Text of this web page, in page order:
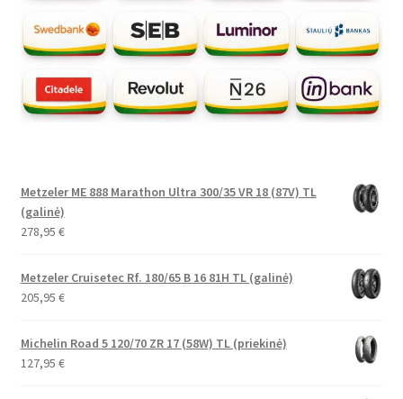
Metzeler ME 888 Marathon Ultra 300/35 VR 18 (87V) TL
(galinė)
278,95 €
Metzeler Cruisetec Rf. 180/65 B 16 81H TL (galinė)
205,95 €
Michelin Road 5 120/70 ZR 17 (58W) TL (priekinė)
127,95 €